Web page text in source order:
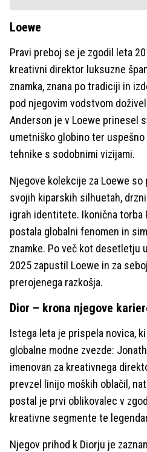
Loewe
Pravi preboj se je zgodil leta
kreativni direktor luksuzne
znamka, znana po tradiciji in
pod njegovim vodstvom
Anderson je v Loewe prinesel
umetniško globino ter
tehnike s sodobnimi vizijami.
Njegove kolekcije za Loewe
svojih kiparskih silhuetah,
igrah identitete. Ikonična torba
postala globalni fenomen in
znamke. Po več kot desetletju
2025 zapustil Loewe in za
prerojenega razkošja.
Dior – krona njegove
Istega leta je prispela novica,
globalne modne zvezde:
imenovan za kreativnega
prevzel linijo moških oblačil,
postal je prvi oblikovalec v
kreativne segmente te
Njegov prihod k Diorju je